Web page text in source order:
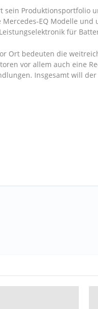
sein Produktionsportfolio
EQ Modelle
für
Ort bedeuten die
vor allem auch eine
Insgesamt will